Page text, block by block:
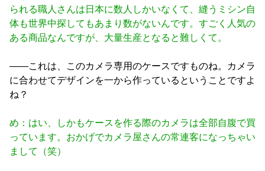
られる職人さんは日本に数人しかいなくて、縫うミシン自
体も世界中探してもあまり数がないんです。すごく人気の
ある商品なんですが、大量生産となると難しくて。
――これは、このカメラ専用のケースですものね。カメラ
に合わせてデザインを一から作っているということですよ
ね？
め：はい、しかもケースを作る際のカメラは全部自腹で買
っています。おかげでカメラ屋さんの常連客になっちゃい
まして（笑）